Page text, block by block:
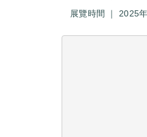
展覽時間 ｜ 2025